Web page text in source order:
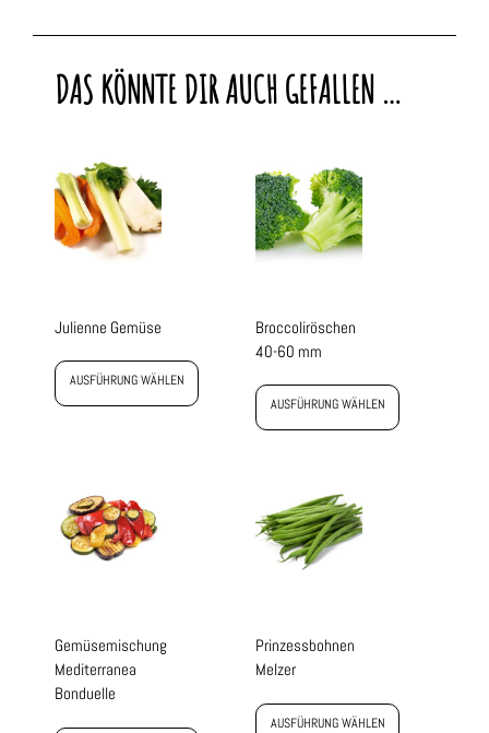
DAS KÖNNTE DIR AUCH GEFALLEN …
Julienne Gemüse
AUSFÜHRUNG WÄHLEN
Broccoliröschen
40-60 mm
AUSFÜHRUNG WÄHLEN
Gemüsemischung
Mediterranea
Bonduelle
Prinzessbohnen
Melzer
AUSFÜHRUNG WÄHLEN